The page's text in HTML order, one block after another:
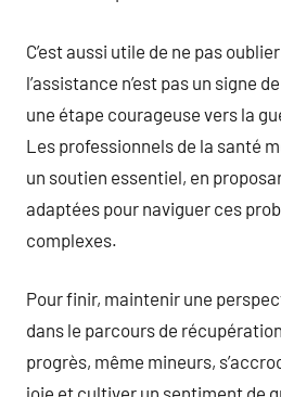
C’est aussi utile de ne pas
l’assistance n’est pas un signe
une étape courageuse vers la
Les professionnels de la santé
un soutien essentiel, en
adaptées pour naviguer ces
complexes.
Pour finir, maintenir une
dans le parcours de
progrès, même mineurs,
joie et cultiver un sentiment de